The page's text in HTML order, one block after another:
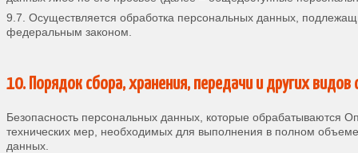
9.7. Осуществляется обработка персональных данных,
федеральным законом.
10. Порядок сбора, хранения, передачи и других
Безопасность персональных данных, которые обрабатываются
технических мер, необходимых для выполнения в полном
данных.